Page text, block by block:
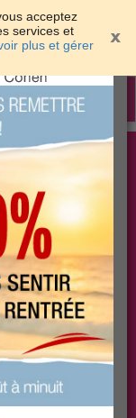
acceptez
services et
plus et gérer
et être bien
PLUS
COACHING
×